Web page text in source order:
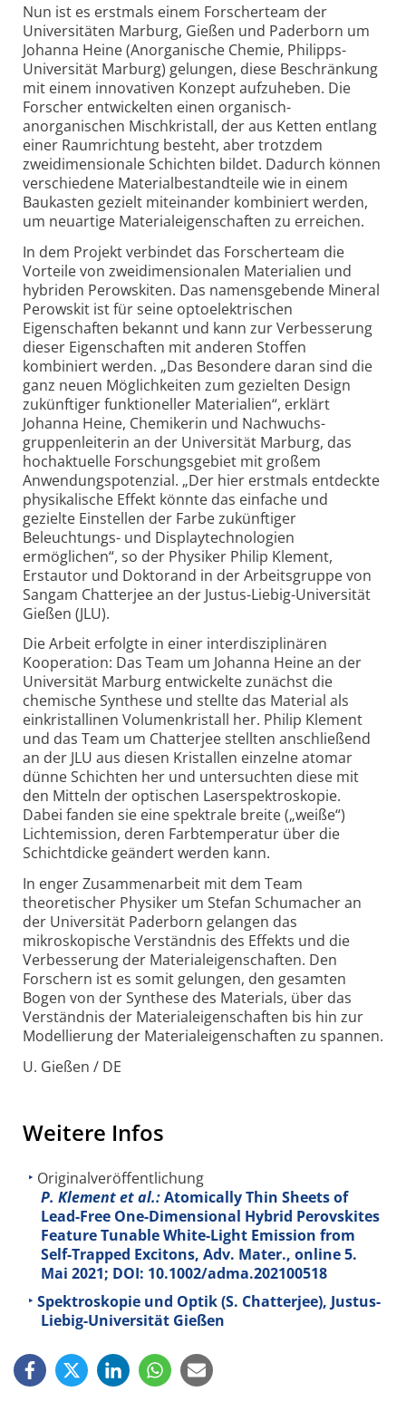
Nun ist es erstmals einem Forscherteam der
Universitäten Marburg, Gießen und Paderborn um
Johanna Heine (Anorganische Chemie, Philipps-
Universität Marburg) gelungen, diese Beschränkung
mit einem innovativen Konzept aufzuheben. Die
Forscher entwickelten einen organisch-
anorganischen Mischkristall, der aus Ketten entlang
einer Raumrichtung besteht, aber trotzdem
zweidimensionale Schichten bildet. Dadurch können
verschiedene Material­bestandteile wie in einem
Baukasten gezielt miteinander kombiniert werden,
um neuartige Material­eigenschaften zu erreichen.
In dem Projekt verbindet das Forscherteam die
Vorteile von zweidimensionalen Materialien und
hybriden Perowskiten. Das namens­gebende Mineral
Perowskit ist für seine optoelektrischen
Eigenschaften bekannt und kann zur Verbesserung
dieser Eigenschaften mit anderen Stoffen
kombiniert werden. „Das Besondere daran sind die
ganz neuen Möglichkeiten zum gezielten Design
zukünftiger funktioneller Materialien“, erklärt
Johanna Heine, Chemikerin und Nachwuchs­
gruppenleiterin an der Universität Marburg, das
hochaktuelle Forschungs­gebiet mit großem
Anwendungs­potenzial. „Der hier erstmals entdeckte
physikalische Effekt könnte das einfache und
gezielte Einstellen der Farbe zukünftiger
Beleuchtungs- und Display­technologien
ermöglichen“, so der Physiker Philip Klement,
Erstautor und Doktorand in der Arbeitsgruppe von
Sangam Chatterjee an der Justus-Liebig-Universität
Gießen (JLU).
Die Arbeit erfolgte in einer interdisziplinären
Kooperation: Das Team um Johanna Heine an der
Universität Marburg entwickelte zunächst die
chemische Synthese und stellte das Material als
einkristallinen Volumen­kristall her. Philip Klement
und das Team um Chatterjee stellten anschließend
an der JLU aus diesen Kristallen einzelne atomar
dünne Schichten her und untersuchten diese mit
den Mitteln der optischen Laser­spektroskopie.
Dabei fanden sie eine spektrale breite („weiße“)
Lichtemission, deren Farbtemperatur über die
Schichtdicke geändert werden kann.
In enger Zusammenarbeit mit dem Team
theoretischer Physiker um Stefan Schumacher an
der Universität Paderborn gelangen das
mikroskopische Verständnis des Effekts und die
Verbesserung der Materialeigenschaften. Den
Forschern ist es somit gelungen, den gesamten
Bogen von der Synthese des Materials, über das
Verständnis der Material­eigenschaften bis hin zur
Modellierung der Materialeigenschaften zu spannen.
U. Gießen / DE
Weitere Infos
Originalveröffentlichung
P. Klement et al.:Atomically Thin Sheets of
Lead-Free One-Dimensional Hybrid Perovskites
Feature Tunable White-Light Emission from
Self-Trapped Excitons, Adv. Mater., online 5.
Mai 2021; DOI: 10.1002/adma.202100518
Spektroskopie und Optik (S. Chatterjee), Justus-
Liebig-Universität Gießen